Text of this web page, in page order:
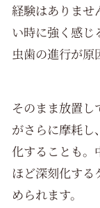
経験はありませ
い時に強く感じ
虫歯の進行が原
そのまま放置
がさらに摩耗し
化することも。
ほど深刻化する
められます。